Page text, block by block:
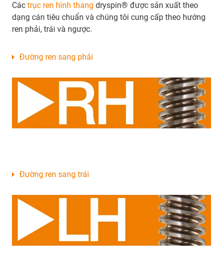
Các trục ren hình thang dryspin® được sản xuất theo
dạng cán tiêu chuẩn và chúng tôi cung cấp theo hướng
ren phải, trái và ngược.
Đường ren sang phải
Đường ren sang trái